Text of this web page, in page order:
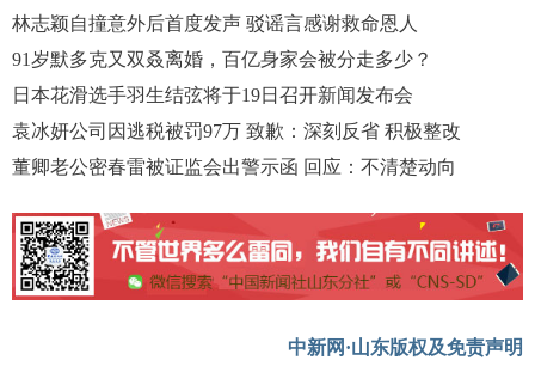
林志颖自撞意外后首度发声 驳谣言感谢救命恩人
91岁默多克又双叒离婚，百亿身家会被分走多少？
日本花滑选手羽生结弦将于19日召开新闻发布会
袁冰妍公司因逃税被罚97万 致歉：深刻反省 积极整改
董卿老公密春雷被证监会出警示函 回应：不清楚动向
中新网·山东版权及免责声明